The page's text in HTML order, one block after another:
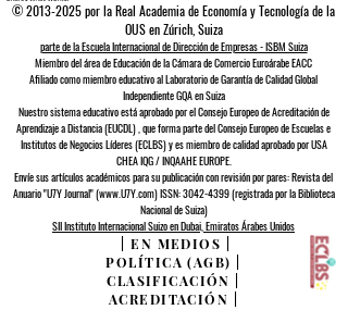
©2013-2025por la Real Academia de Economía y Tecnología de la
OUS en Zúrich, Suiza
parte de la Escuela Internacional de Dirección de Empresas - ISBM Suiza
Miembro del área de Educación de la Cámara de Comercio Euroárabe EACC
Afiliado como miembro educativo al Laboratorio de Garantía de Calidad Global
Independiente GQAen Suiza
Nuestro sistema educativo está aprobado por elConsejo Europeo deAcreditación de
Aprendizaje a Distancia (EUCDL), que forma parte delConsejo Europeo de Escuelas e
Institutos de Negocios Líderes (ECLBS)y es miembro de calidad aprobado por USA
CHEA IQG / INQAAHE EUROPE.
Envíe sus artículos académicos para su publicación con revisión por pares: Revista del
Anuario "U7Y Journal" (www.U7Y.com) ISSN: 3042-4399 (registrada por la Biblioteca
Nacional de Suiza)
SII Instituto Internacional Suizo en Dubai, Emiratos Árabes Unidos
|EN MEDIOS
POLÍTICA (AGB)
CLASIFICACIÓN
ACREDITACIÓN